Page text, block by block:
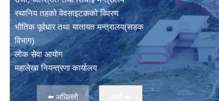
स्थानिय तहकाे वेवसाइटककाे विवरण
भाैतिक पूर्वधार तथा यातायत मन्त्रालय(सडक
विभाग)
लाेक सेवा आयोग
महालेखा नियन्त्रणा कार्यालय
⬅️ अघिल्लो